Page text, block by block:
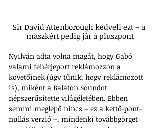
Sir David Attenborough kedveli ezt – a
maszkért pedig jár a pluszpont
Nyilván adta volna magát, hogy Gabó
valami fehérjeport reklámozzon a
követőinek (úgy tűnik, hogy reklámozott
is), miként a Balaton Soundot
népszerűsítette világéletében. Ebben
semmi meglepő nincs – ez a kettő-pont-
nullás verzió –, mindenki továbbgörget